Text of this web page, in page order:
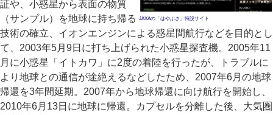
JAXAの「はやぶさ」特設サイト
証や、小惑星から表面の物質
（サンプル）を地球に持ち帰る
技術の確立、イオンエンジンによる惑星間航行などを目的とし
て、2003年5月9日に打ち上げられた小惑星探査機。2005年11
月に小惑星「イトカワ」に2度の着陸を行ったが、トラブルに
より地球との通信が途絶えるなどしたため、2007年6月の地球
帰還を3年間延期。2007年から地球帰還に向け航行を開始し、
2010年6月13日に地球に帰還。カプセルを分離した後、大気圏